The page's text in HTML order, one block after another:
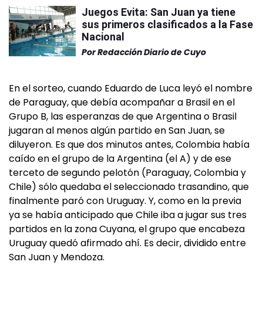
Juegos Evita: San Juan ya tiene
sus primeros clasificados a la Fase
Nacional
PorRedacción Diario de Cuyo
En el sorteo, cuando Eduardo de Luca leyó el nombre
de Paraguay, que debía acompañar a Brasil en el
Grupo B, las esperanzas de que Argentina o Brasil
jugaran al menos algún partido en San Juan, se
diluyeron. Es que dos minutos antes, Colombia había
caído en el grupo de la Argentina (el A) y de ese
terceto de segundo pelotón (Paraguay, Colombia y
Chile) sólo quedaba el seleccionado trasandino, que
finalmente paró con Uruguay. Y, como en la previa
ya se había anticipado que Chile iba a jugar sus tres
partidos en la zona Cuyana, el grupo que encabeza
Uruguay quedó afirmado ahí. Es decir, dividido entre
San Juan y Mendoza.